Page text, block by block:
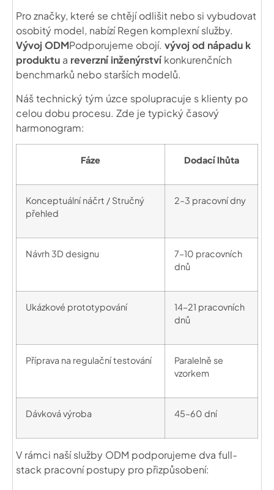
Pro značky, které se chtějí odlišit nebo si vybudovat
osobitý model, nabízí Regen komplexní služby.
Vývoj ODMPodporujeme obojí. vývoj od nápadu k
produktu a reverzní inženýrstvíkonkurenčních
benchmarků nebo starších modelů.
Náš technický tým úzce spolupracuje s klienty po
celou dobu procesu. Zde je typický časový
harmonogram:
Fáze Dodací lhůta
Konceptuální náčrt / Stručný
přehled
2–3 pracovní dny
Návrh 3D designu
7–10 pracovních
dnů
Ukázkové prototypování
14–21 pracovních
dnů
Příprava na regulační testování
Paralelně se
vzorkem
Dávková výroba 45–60 dní
V rámci naší služby ODM podporujeme dva full-
stack pracovní postupy pro přizpůsobení: